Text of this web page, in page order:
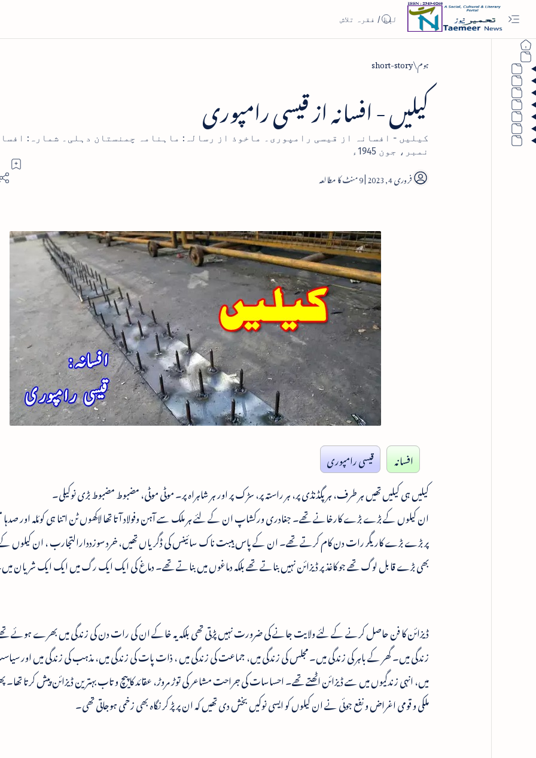
ہوم short-story
کیلیں - افسانہ از قیسی رامپوری
کیلیں - افسانہ از قیسی رامپوری۔ ماخوذ از رسالہ: ماہنامہ چمنستان دہلی۔ شمارہ:
نمبر، جون 1945ء
9
افسانہ
قیسی رامپوری
کیلیں ہی کیلیں تھیں ہر طرف، ہر پگڈنڈی پر، ہر راستہ پر، سڑک پر اور ہر شاہراہ پر۔ موٹی موٹی، مضبوط مضبوط بڑی نوکیلی۔
ان کیلوں کے بڑے بڑے کارخانے تھے۔ جغادری ورکشاپ ان کے لئے ہر ملک سے آہن وفولاد آتا تھا لاکھوں ٹن اتنا ہی کوئلہ اور
پر بڑے بڑے کاریگر رات دن کام کرتے تھے۔ ان کے پاس ہیبت ناک سائینس کی ڈگریاں تھیں، خرد سوزددارالتجارب ، ان کیلوں کے
بھی بڑے قابل لوگ تھے جو کاغذ پر ڈیزائن نہیں بناتے تھے بلکہ دماغوں میں بناتے تھے۔ دماغ کی ایک ایک رگ میں ایک ایک شریان
ڈیزائن کا فن حاصل کرنے کے لئے ولایت جانے کی ضرورت نہیں پڑتی تھی بلکہ یہ خاکے ان کی رات دن کی زندگی میں بھرے ہوئے
زندگی میں۔ گھر کے باہر کی زندگی میں۔ مجلس کی زندگی میں، جماعت کی زندگی میں ، ذات پات کی زندگی میں، مذہب کی زندگی میں اور
میں، انہی زندگیوں میں سے ڈیزائن اٹھتے تھے۔ احساسات کی جراحت مشاعر کی توڑ مروڑ، عقائد کا پیچ و تاب بہترین ڈیزائن پیش کرتا
ملکی و قومی اغراض و نفع جوئی نے ان کیلوں کو ایسی نوکیں بخش دی تھیں کہ ان پر پڑ کر نگاہ بھی زخمی ہوجاتی تھی۔